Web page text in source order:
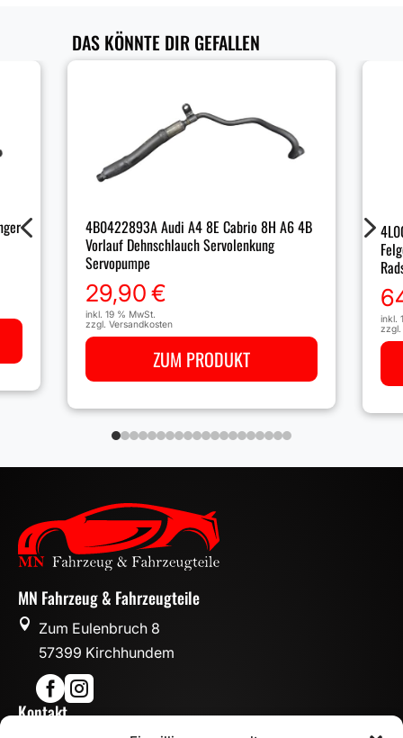
DAS KÖNNTE DIR GEFALLEN
4B0422893A Audi A4 8E Cabrio 8H A6 4B
Vorlauf Dehnschlauch Servolenkung
Servopumpe
29,90€
inkl. 19 % MwSt.
zzgl. Versandkosten
ZUM PRODUKT
inkl.
zzgl.
4 5
MN Fahrzeug & Fahrzeugteile

Zum Eulenbruch 8
57399 Kirchhundem

Kontakt